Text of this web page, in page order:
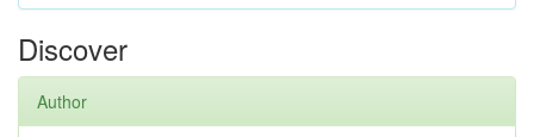
Discover
Author